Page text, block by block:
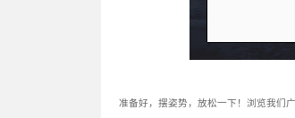
准备好，摆姿势，放松一下！浏览我们